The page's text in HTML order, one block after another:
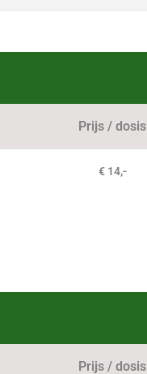
Prijs / dosis
€ 14,-
Prijs / dosis